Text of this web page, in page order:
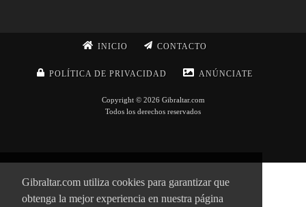
Gibraltar.com utiliza cookies para garantizar que
obtenga la mejor experiencia en nuestra página
INICIO CONTACTO
POLÍTICA DE PRIVACIDAD ANÚNCIATE
Copyright © 2026 Gibraltar.com
Todos los derechos reservados